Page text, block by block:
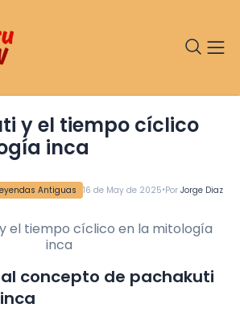
Antiguas 16 de May de 2025•Por Jorge Diaz
inca
concepto de pachakuti